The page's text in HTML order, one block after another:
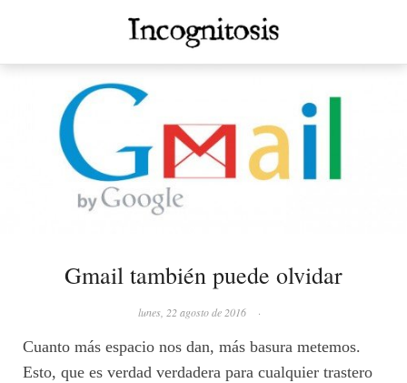
Gmail también puede olvidar
lunes, 22 agosto de 2016 ·
Cuanto más espacio nos dan, más basura metemos.
Esto, que es verdad verdadera para cualquier trastero